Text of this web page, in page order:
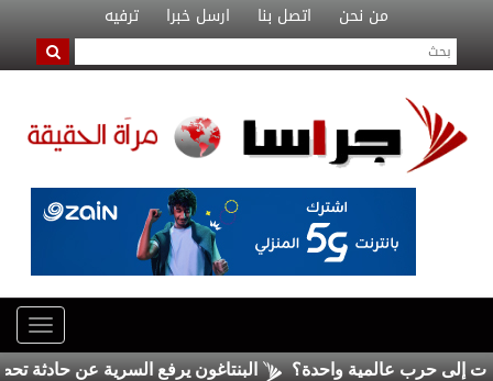
من نحن اتصل بنا ارسل خبرا ترفيه
البنتاغون يرفع السرية عن حادثة